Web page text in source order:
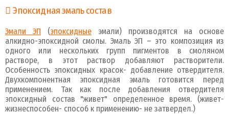
Эпоксидная эмаль состав
Эмали ЭП (эпоксидные эмали) производятся на основе
алкидно-эпоксидной смолы. Эмаль ЭП – это композиция из
одного или нескольких групп пигментов в смоляном
растворе, в этот раствор добавляют растворители.
Особенность эпоксидных красок- добавление отвердителя.
Двухкомпонентная эпоксидная эмаль готовится перед
применением. Так как после добавления отвердителя
эпоксидный состав "живет" определенное время. (живет-
жизнеспособен- способ к применению- не затвердел.)